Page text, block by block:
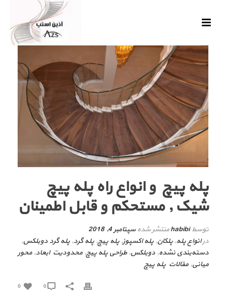
پله پیچ و انواع راه پله پیچ
شیک , مستحکم و قابل اطمینان
توسطhabibiمنتشر شدهسپتامبر 4, 2018
درانواع پله,پلکان,پله اکسپوز,پله پیچ,پله گرد,پله گرد دوبلکس,
دسته‌بندی نشده,دوبلکس,طراحی پله پیچ,محدودیت ابعاد,محور
میانی,مقالات پله پیچ
0